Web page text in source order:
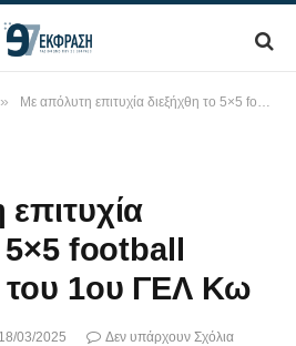
» Με απόλυτη επιτυχία διεξήχθη το 5×5 football tournament του 1ου ΓΕΛ Κω
5×5 football
1ου ΓΕΛ Κω
18/03/2025
Δεν υπάρχουν Σχόλια